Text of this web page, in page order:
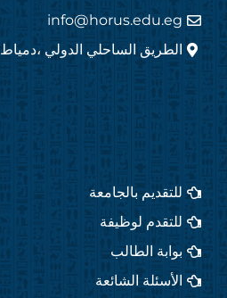
info@horus.edu.eg
الطريق الساحلي الدولي
للتقديم بالجامعة
للتقدم لوظيفة
بوابة الطالب
الأسئلة الشائعة